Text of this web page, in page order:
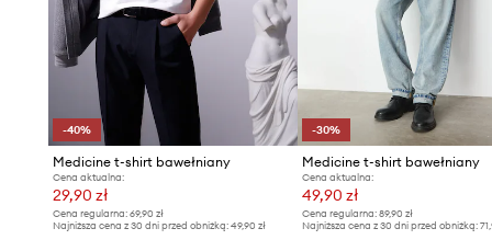
-40%
Medicine t-shirt bawełniany
Cena aktualna:
29,90 zł
Cena regularna: 69,90 zł
Najniższa cena z 30 dni przed obniżką: 49,90 zł
-30%
Medicine t-shirt bawełniany
Cena aktualna:
49,90 zł
Cena regularna:89,90 zł
Najniższa cena z 30 dni przed obniżką: